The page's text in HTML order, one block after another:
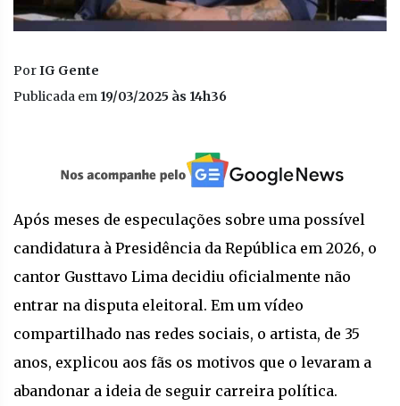
PorIG Gente
Publicada em 19/03/2025 às 14h36
Após meses de especulações sobre uma possível
candidatura à Presidência da República em 2026, o
cantor Gusttavo Lima decidiu oficialmente não
entrar na disputa eleitoral. Em um vídeo
compartilhado nas redes sociais, o artista, de 35
anos, explicou aos fãs os motivos que o levaram a
abandonar a ideia de seguir carreira política.